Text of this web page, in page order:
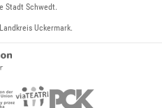
Stadt Schwedt.
Uckermark.